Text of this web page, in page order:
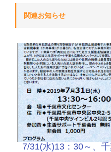
関連お知らせ
7/31(水)13：30～、